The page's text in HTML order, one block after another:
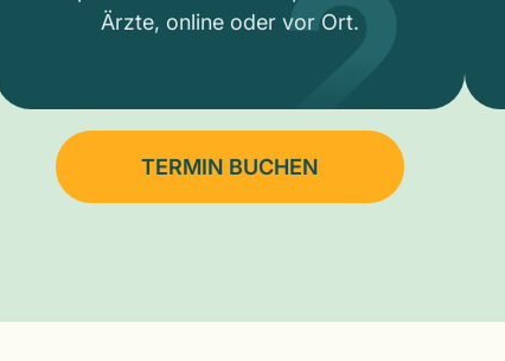
Ärzte, online oder vor Ort.
TERMIN BUCHEN